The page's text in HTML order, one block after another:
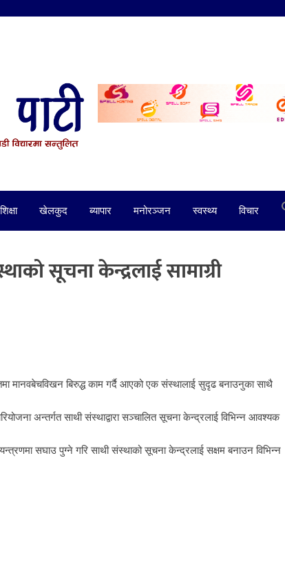
शिक्षा खेलकुद ब्यापार मनोरञ्जन स्वस्थ्य विचार
सूचना केन्द्रलाई सामाग्री
मानवबेचविखन बिरुद्ध काम गर्दै आएको एक संस्थालाई सुदृढ बनाउनुका साथै
अन्तर्गत साथी संस्थाद्वारा सञ्चालित सूचना केन्द्रलाई विभिन्न आवश्यक
सघाउ पुग्ने गरि साथी संस्थाको सूचना केन्द्रलाई सक्षम बनाउन विभिन्न